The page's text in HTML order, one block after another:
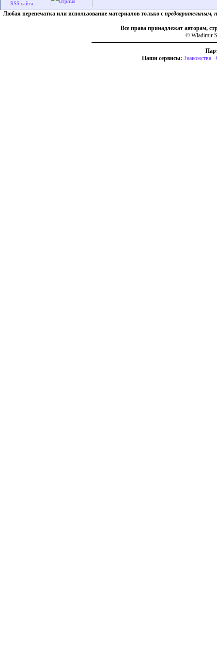
Любая перепечатка или использование материалов только с предварительным,
Все права принадлежат авторам,
© Wladimir
Наши сервисы: Знакомства -